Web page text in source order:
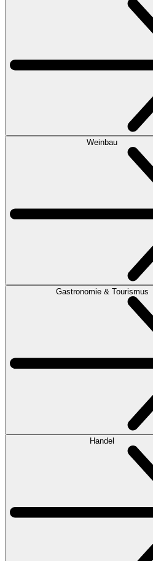
Weinbau
Gastronomie & Tourismus
Handel